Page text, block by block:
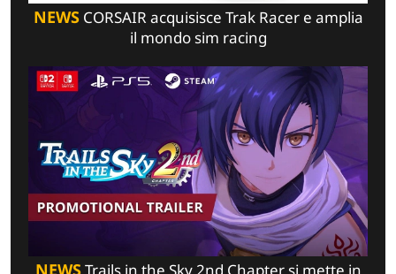
NEWSCORSAIR acquisisce Trak Racer e amplia
il mondo sim racing